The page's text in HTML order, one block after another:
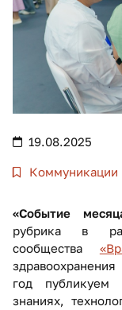
19.08.2025
Коммуникации
«Событие
рубрика в
сообщества
год
знаниях,